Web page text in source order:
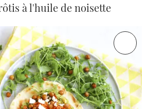
à l'huile de noisette